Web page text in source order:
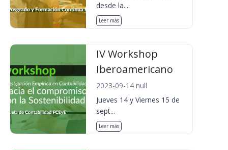
desde la...
Leer más
IV Workshop
Iberoamericano
2023-09-14 null
Jueves 14 y Viernes 15 de
sept...
Leer más